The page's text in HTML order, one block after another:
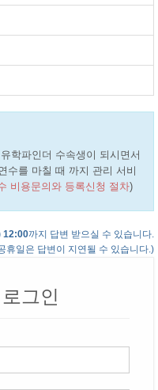
학파인더 수속생이 되시면서
수를 마칠 때 까지 관리 서비
비용문의와 등록신청 절차)
12:00까지 답변 받으실 수 있습니다.
휴일은 답변이 지연될 수 있습니다.)
그인